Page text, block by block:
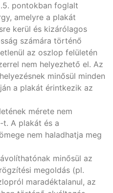
pontokban foglalt
amelyre a plakát
kerül és kizárólagos
számára történő
az oszlop felületén
nem helyezhető el. Az
minősül minden
a plakát érintkezik az
mérete nem
t. A plakát és a
nem haladhatja meg
minősül az
megoldás (pl.
maradéktalanul, az